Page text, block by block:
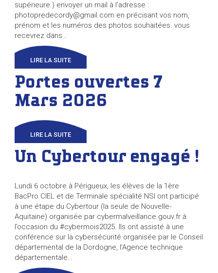
supérieure.) envoyer un mail à l’adresse :
photopredecordy@gmail.com en précisant vos nom,
prénom et les numéros des photos souhaitées. vous
recevrez dans…
LIRE LA SUITE
Portes ouvertes 7
Mars 2026
LIRE LA SUITE
Un Cybertour engagé !
Lundi 6 octobre à Périgueux, les élèves de la 1ère
BacPro CIEL et de Terminale spécialité NSI ont participé
à une étape du Cybertour (la seule de Nouvelle-
Aquitaine) organisée par cybermalveillance.gouv.fr à
l’occasion du #cybermois2025. Ils ont assisté à une
conférence sur la cybersécurité organisée par le Conseil
départemental de la Dordogne, l’Agence technique
départementale…